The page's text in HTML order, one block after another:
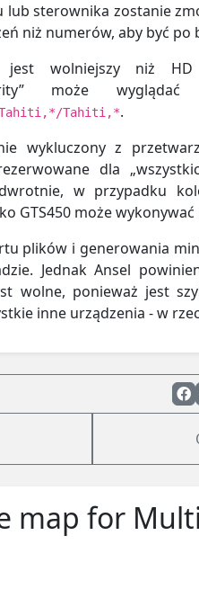
sterownika zostanie
niż numerów, aby być po
jest wolniejszy niż HD
może
Tahiti,*/Tahiti,*.
wykluczony z
dla
w przypadku
GTS450 może wykonywać
plików i generowania
Jednak Ansel
wolne, ponieważ jest
inne urządzenia - w
map for